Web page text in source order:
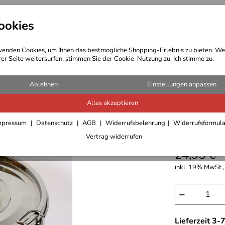
Cookies, um Ihnen das bestmögliche Shopping-Erlebnis zu bieten.
Seite weitersurfen, stimmen Sie der Cookie-Nutzung zu. Ich stimme zu.
Ablehnen Einstellungen anpassen
Alles akzeptieren
Datenschutz AGB Widerrufsbelehrung
Vertrag widerrufen
Bekleidung Outdoor Ausrüstung
Relags
ltr
24,95 €
inkl. 19%
−
Lieferzeit 3-